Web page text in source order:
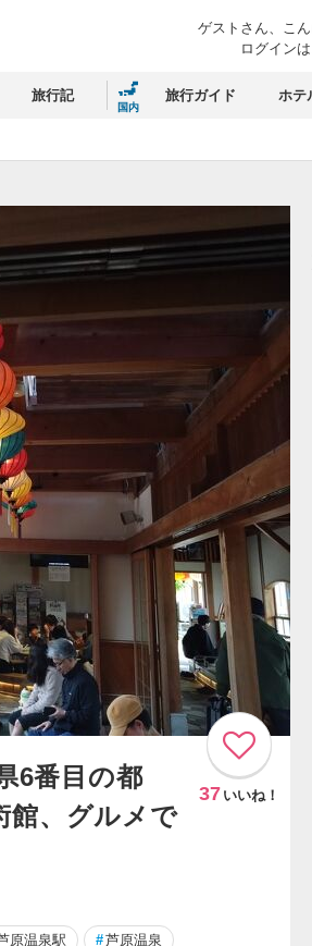
ゲストさん、 こ
ログイン
旅行記
国内
旅行ガイド ホテ
6番目の都
館、グルメで
37 いいね！
原温泉駅 #芦原温泉